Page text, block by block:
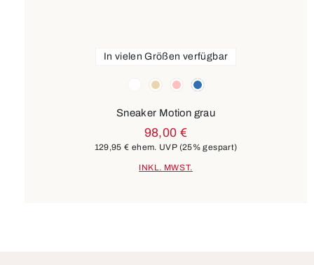
beigerosa blau
In vielen Größen verfügbar
Sneaker Motion grau
98,00 €
129,95 € ehem. UVP (25% gespart)
INKL. MWST.